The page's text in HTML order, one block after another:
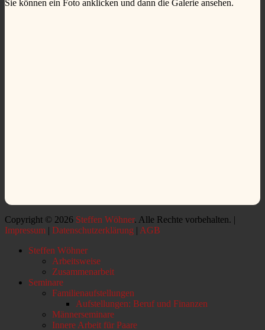
Sie können ein Foto anklicken und dann die Galerie ansehen.
Copyright © 2026 Steffen Wöhner. Alle Rechte vorbehalten. |
Impressum | Datenschutzerklärung | AGB
oben
Steffen Wöhner
Arbeitsweise
Zusammenarbeit
Seminare
Familienaufstellungen
Aufstellungen: Beruf und Finanzen
Männerseminare
Innere Arbeit für Paare